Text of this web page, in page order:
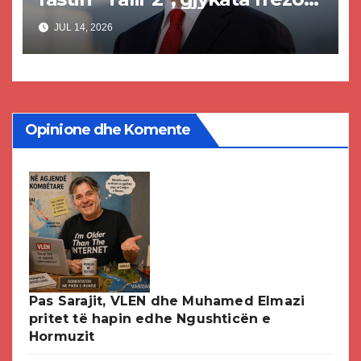
akuzat për ndërtimin e
paligjshëm të selisë së VMRO-
DPMNE-së
JUL 14, 2026
Opinione dhe Komente
Pas Sarajit, VLEN dhe Muhamed Elmazi
pritet të hapin edhe Ngushticën e
Hormuzit